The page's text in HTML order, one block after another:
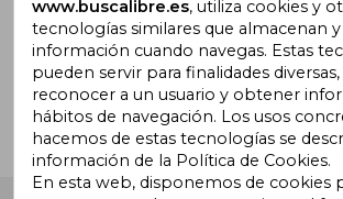
¿Necesitas ayuda?
Ir a Centro de Soporte
www.buscalibre.es, utiliza cookies y
tecnologías similares que almacenan
información cuando navegas. Estas
pueden servir para finalidades
reconocer a un usuario y obtener
hábitos de navegación. Los usos
hacemos de estas tecnologías se
información de la Política de Cookies.
En esta web, disponemos de cookies